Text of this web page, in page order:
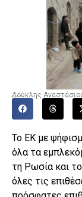
Δούκλης
Το ΕΚ με
όλα τα
τη Ρωσία και
όλες τις